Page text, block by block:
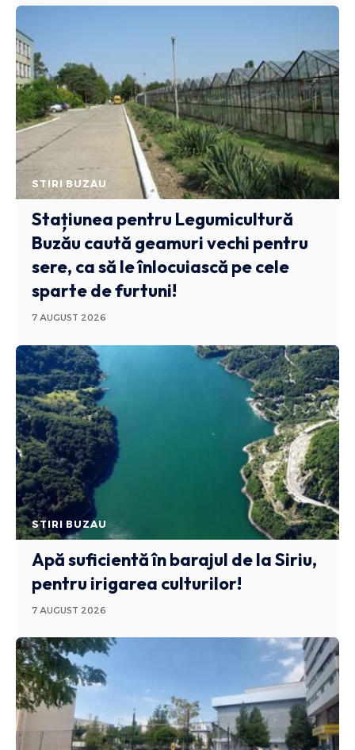
STIRI BUZAU
Stațiunea pentru Legumicultură
Buzău caută geamuri vechi pentru
sere, ca să le înlocuiască pe cele
sparte de furtuni!
7 AUGUST 2026
STIRI BUZAU
Apă suficientă în barajul de la Siriu,
pentru irigarea culturilor!
7 AUGUST 2026